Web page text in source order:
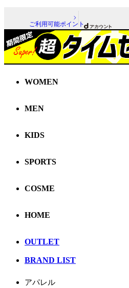
ご利用可能ポイント
WOMEN
MEN
KIDS
SPORTS
COSME
HOME
OUTLET
BRAND LIST
アパレル